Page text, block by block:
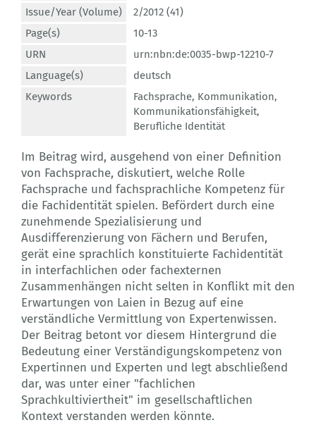
Issue/Year (Volume)
2/2012 (41)
Page(s)
10-13
URN
urn:nbn:de:0035-bwp-12210-7
Language(s)
deutsch
Keywords
Fachsprache, Kommunikation,
Kommunikationsfähigkeit,
Berufliche Identität
Im Beitrag wird, ausgehend von einer Definition
von Fachsprache, diskutiert, welche Rolle
Fachsprache und fachsprachliche Kompetenz für
die Fachidentität spielen. Befördert durch eine
zunehmende Spezialisierung und
Ausdifferenzierung von Fächern und Berufen,
gerät eine sprachlich konstituierte Fachidentität
in interfachlichen oder fachexternen
Zusammenhängen nicht selten in Konflikt mit den
Erwartungen von Laien in Bezug auf eine
verständliche Vermittlung von Expertenwissen.
Der Beitrag betont vor diesem Hintergrund die
Bedeutung einer Verständigungskompetenz von
Expertinnen und Experten und legt abschließend
dar, was unter einer "fachlichen
Sprachkultiviertheit" im gesellschaftlichen
Kontext verstanden werden könnte.